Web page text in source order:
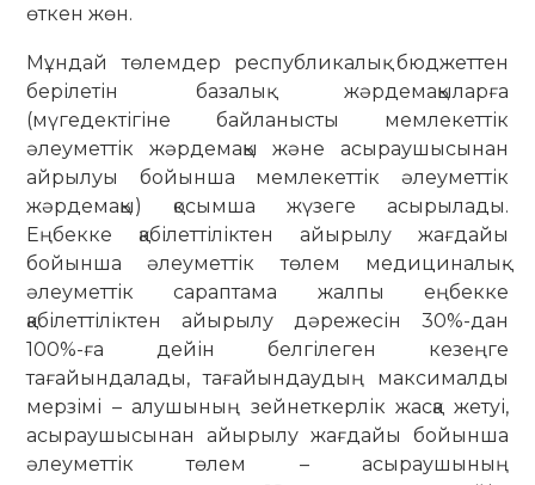
өткен жөн.
Мұндай төлемдер республикалық бюджеттен
берілетін базалық жәрдемақыларға
(мүгедектігіне байланысты мемлекеттік
әлеуметтік жәрдемақы және асыраушысынан
айрылуы бойынша мемлекеттік әлеуметтік
жәрдемақы) қосымша жүзеге асырылады.
Еңбекке қабілеттіліктен айырылу жағдайы
бойынша әлеуметтік төлем медициналық-
әлеуметтік сараптама жалпы еңбекке
қабілеттіліктен айырылу дәрежесін 30%-дан
100%-ға дейін белгілеген кезеңге
тағайындалады, тағайындаудың максималды
мерзімі – алушының зейнеткерлік жасқа жетуі,
асыраушысынан айырылу жағдайы бойынша
әлеуметтік төлем – асыраушының